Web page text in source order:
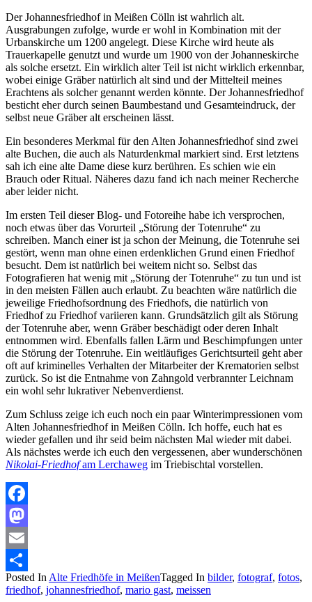
Der Johannesfriedhof in Meißen Cölln ist wahrlich alt.
Ausgrabungen zufolge, wurde er wohl in Kombination mit der
Urbanskirche um 1200 angelegt. Diese Kirche wird heute als
Trauerkapelle genutzt und wurde um 1900 von der Johanneskirche
als solche ersetzt. Ein wirklich alter Teil ist nicht wirklich erkennbar,
wobei einige Gräber natürlich alt sind und der Mittelteil meines
Erachtens als solcher genannt werden könnte. Der Johannesfriedhof
besticht eher durch seinen Baumbestand und Gesamteindruck, der
selbst neue Gräber alt erscheinen lässt.
Ein besonderes Merkmal für den Alten Johannesfriedhof sind zwei
alte Buchen, die auch als Naturdenkmal markiert sind. Erst letztens
sah ich eine alte Dame diese kurz berühren. Es schien wie ein
Brauch oder Ritual. Näheres dazu fand ich nach meiner Recherche
aber leider nicht.
Im ersten Teil dieser Blog- und Fotoreihe habe ich versprochen,
noch etwas über das Vorurteil „Störung der Totenruhe“ zu
schreiben. Manch einer ist ja schon der Meinung, die Totenruhe sei
gestört, wenn man ohne einen erdenklichen Grund einen Friedhof
besucht. Dem ist natürlich bei weitem nicht so. Selbst das
Fotografieren hat wenig mit „Störung der Totenruhe“ zu tun und ist
in den meisten Fällen auch erlaubt. Zu beachten wäre natürlich die
jeweilige Friedhofsordnung des Friedhofs, die natürlich von
Friedhof zu Friedhof variieren kann. Grundsätzlich gilt als Störung
der Totenruhe aber, wenn Gräber beschädigt oder deren Inhalt
entnommen wird. Ebenfalls fallen Lärm und Beschimpfungen unter
die Störung der Totenruhe. Ein weitläufiges Gerichtsurteil geht aber
oft auf kriminelles Verhalten der Mitarbeiter der Krematorien selbst
zurück. So ist die Entnahme von Zahngold verbrannter Leichnam
ein wohl sehr lukrativer Nebenverdienst.
Zum Schluss zeige ich euch noch ein paar Winterimpressionen vom
Alten Johannesfriedhof in Meißen Cölln. Ich hoffe, euch hat es
wieder gefallen und ihr seid beim nächsten Mal wieder mit dabei.
Als nächstes werde ich euch den vergessenen, aber wunderschönen
Nikolai-Friedhofam Lerchaweg im Triebischtal vorstellen.
Facebook
Mastodon
Email
Teilen
Posted In Alte Friedhöfe in MeißenTagged In bilder, fotograf, fotos,
friedhof, johannesfriedhof, mario gast, meissen